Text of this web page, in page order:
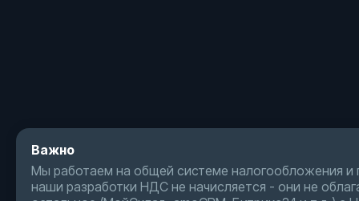
Важно
Мы работаем на общей системе налогообложения
наши разработки НДС не начисляется - они не